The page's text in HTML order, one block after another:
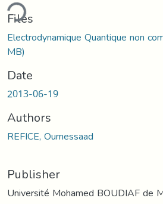
Files
Electrodynamique Quantique non
MB)
Date
2013-06-19
Authors
REFICE, Oumessaad
Publisher
Université Mohamed BOUDIAF de